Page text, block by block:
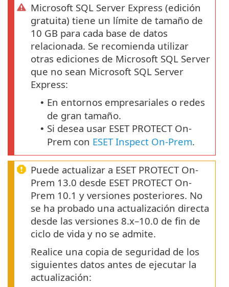
Microsoft SQL Server Express (edición
gratuita) tiene un límite de tamaño de
10 GB para cada base de datos
relacionada. Se recomienda utilizar
otras ediciones de Microsoft SQL Server
que no sean Microsoft SQL Server
Express:
• En entornos empresariales o redes
de gran tamaño.
• Si desea usar ESET PROTECT On-
Prem con ESET Inspect On-Prem.
Puede actualizar a ESET PROTECT On-
Prem 13.0 desde ESET PROTECT On-
Prem 10.1 y versiones posteriores. No
se ha probado una actualización directa
desde las versiones 8.x–10.0 de fin de
ciclo de vida y no se admite.
Realice una copia de seguridad de los
siguientes datos antes de ejecutar la
actualización: